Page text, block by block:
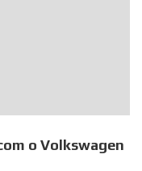
o Volkswagen